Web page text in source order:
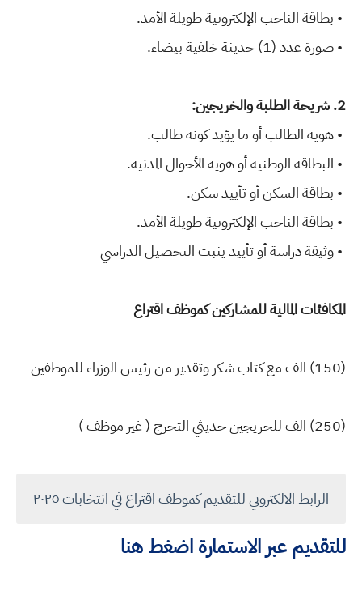
• بطاقة الناخب الإلكترونية طويلة الأمد.
• صورة عدد (1) حديثة خلفية بيضاء.
2. شريحة الطلبة والخريجين:
• هوية الطالب أو ما يؤيد كونه طالب.
• البطاقة الوطنية أو هوية الأحوال المدنية.
• بطاقة السكن أو تأييد سكن.
• بطاقة الناخب الإلكترونية طويلة الأمد.
• وثيقة دراسة أو تأييد يثبت التحصيل الدراسي
المكافئات المالية للمشاركين كموظف اقتراع
(150) الف مع كتاب شكر وتقدير من رئيس الوزراء للموظفين
(250) الف للخريجين حديثي التخرج ( غير موظف )
الرابط الالكتروني للتقديم كموظف اقتراع في انتخابات ٢٠٢٥
للتقديم عبر الاستمارة اضغط هنا